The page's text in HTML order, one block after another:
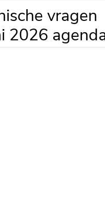
vragen
2026